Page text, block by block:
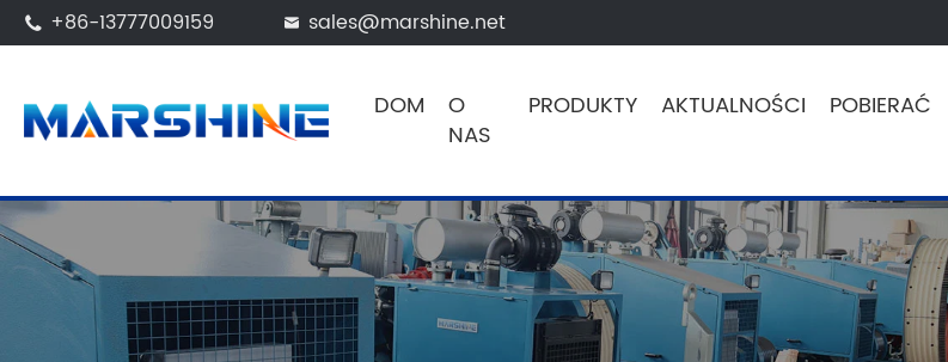
 +86-13777009159  sales@marshine.net
DOM
O
NAS
PRODUKTY AKTUALNOŚCI POBIERAĆ